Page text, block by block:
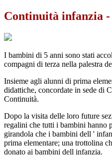
Continuità infanzia
I bambini di 5 anni sono stati
compagni di terza nella palestra
Insieme agli alunni di prima
didattiche, concordate in sede di
Continuità.
Dopo la visita delle loro future
regalini che tutti i bambini hanno
girandola che i bambini dell '
prima elementare; una trottolina
donato ai bambini dell infanzia.